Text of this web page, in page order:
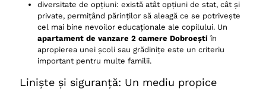
diversitate de opțiuni: există atât opțiuni de stat, cât și
private, permițând părinților să aleagă ce se potrivește
cel mai bine nevoilor educaționale ale copilului. Un
apartament de vanzare 2 camere Dobroești în
apropierea unei școli sau grădinițe este un criteriu
important pentru multe familii.
Liniște și siguranță: Un mediu propice